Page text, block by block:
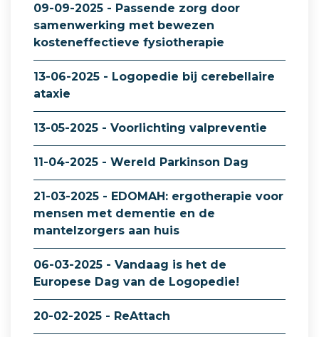
09-09-2025 - Passende zorg door
samenwerking met bewezen
kosteneffectieve fysiotherapie
13-06-2025 - Logopedie bij cerebellaire
ataxie
13-05-2025 - Voorlichting valpreventie
11-04-2025 - Wereld Parkinson Dag
21-03-2025 - EDOMAH: ergotherapie voor
mensen met dementie en de
mantelzorgers aan huis
06-03-2025 - Vandaag is het de
Europese Dag van de Logopedie!
20-02-2025 - ReAttach